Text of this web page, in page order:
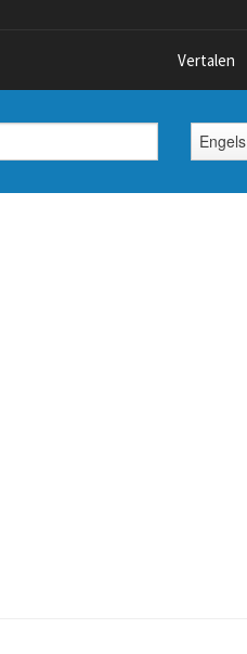
Vertalen
Engels